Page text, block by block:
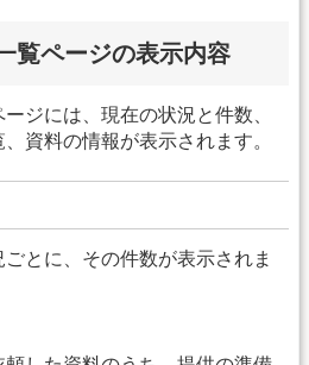
覧ページの表示内容
ジには、現在の状況と件数、
資料の情報が表示されます。
とに、その件数が表示されま